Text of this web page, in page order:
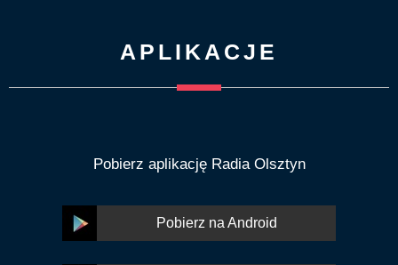
APLIKACJE
Pobierz aplikację Radia Olsztyn
Pobierz na Android